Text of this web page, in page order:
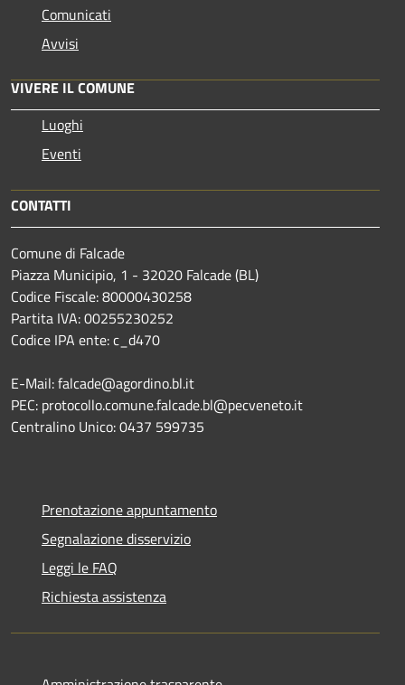
Comunicati
Avvisi
VIVERE IL COMUNE
Luoghi
Eventi
CONTATTI
Comune di Falcade
Piazza Municipio, 1 - 32020 Falcade (BL)
Codice Fiscale: 80000430258
Partita IVA: 00255230252
Codice IPA ente: c_d470
E-Mail: falcade@agordino.bl.it
PEC: protocollo.comune.falcade.bl@pecveneto.it
Centralino Unico: 0437 599735
Prenotazione appuntamento
Segnalazione disservizio
Leggi le FAQ
Richiesta assistenza